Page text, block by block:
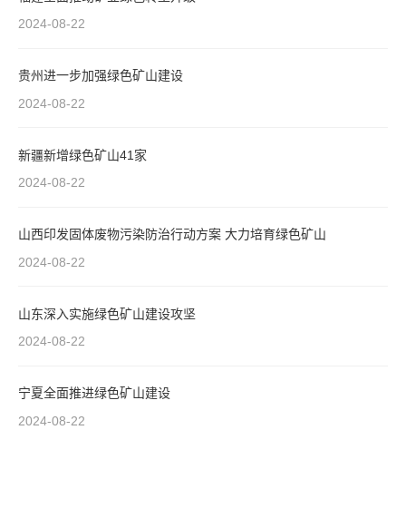
2024-08-22
贵州进一步加强绿色矿山建设
2024-08-22
新疆新增绿色矿山41家
2024-08-22
山西印发固体废物污染防治行动方案 大力培育绿色矿山
2024-08-22
山东深入实施绿色矿山建设攻坚
2024-08-22
宁夏全面推进绿色矿山建设
2024-08-22